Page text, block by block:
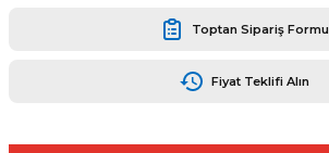
Toptan Sipariş Formu
Fiyat Teklifi Alın